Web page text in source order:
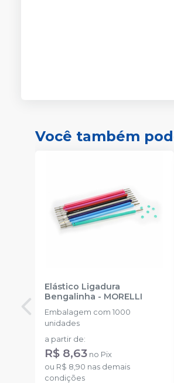
Você também
Elástico Ligadura
Bengalinha - MORELLI
Embalagem com 1000
unidades
a partir de:
R$ 8,63 no Pix
ou R$ 8,90 nas demais
condições